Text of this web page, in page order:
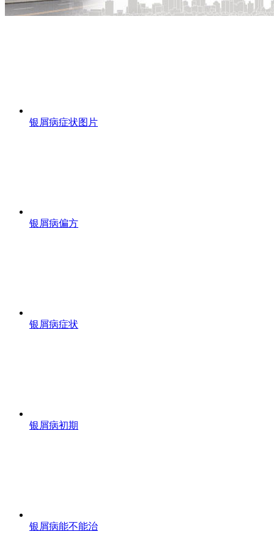
银屑病症状图片
银屑病偏方
银屑病症状
银屑病初期
银屑病能不能治